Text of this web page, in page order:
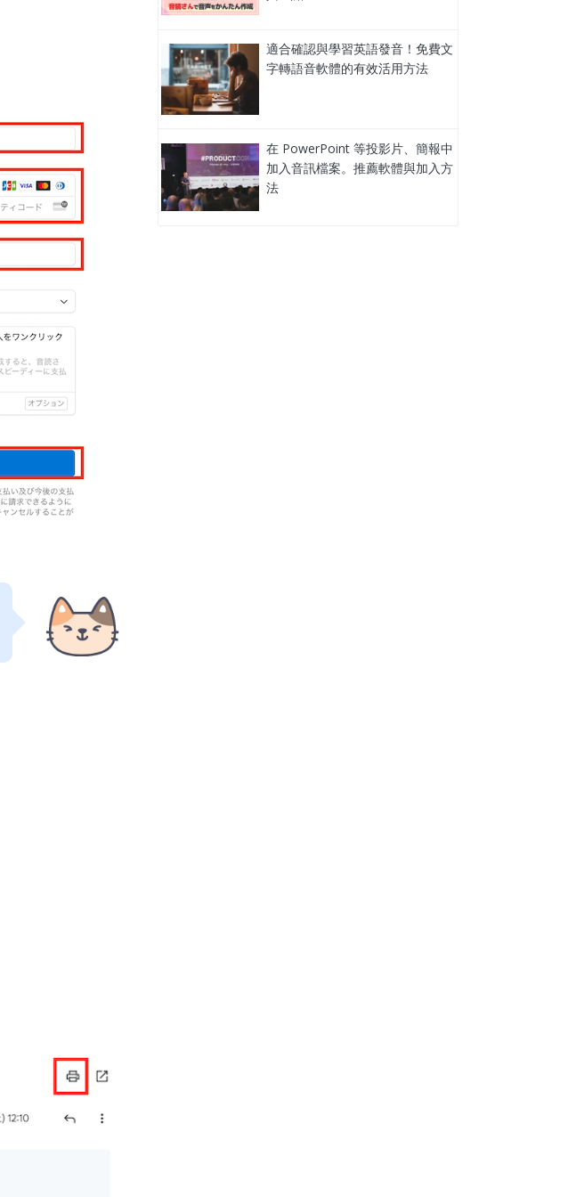
適合確認與學習英語發音！免費文
字轉語音軟體的有效活用方法
在 PowerPoint 等投影片、簡報中
加入音訊檔案。推薦軟體與加入方
法